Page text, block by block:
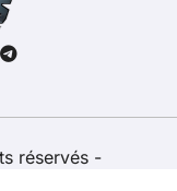
réservés -